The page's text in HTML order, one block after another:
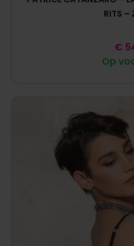
RITS –
Op
€